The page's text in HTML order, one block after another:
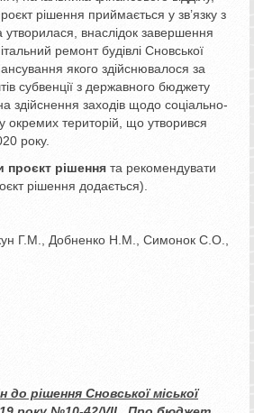
рішення приймається у зв’язку з
утворилася, внаслідок завершення
ремонт будівлі Сновської
якого здійснювалося за
субвенції з державного бюджету
здійснення заходів щодо соціально-
окремих територій, що утворився
року.
проєкт рішення та рекомендувати
рішення додається).
Г.М., Добненко Н.М., Симонок С.О.,
до рішення Сновської міської